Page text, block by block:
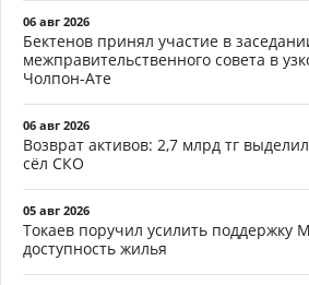
06 авг 2026
Бектенов принял участие в
межправительственного совета в
Чолпон-Ате
06 авг 2026
Возврат активов: 2,7 млрд тг
сёл СКО
05 авг 2026
Токаев поручил усилить поддержку
доступность жилья